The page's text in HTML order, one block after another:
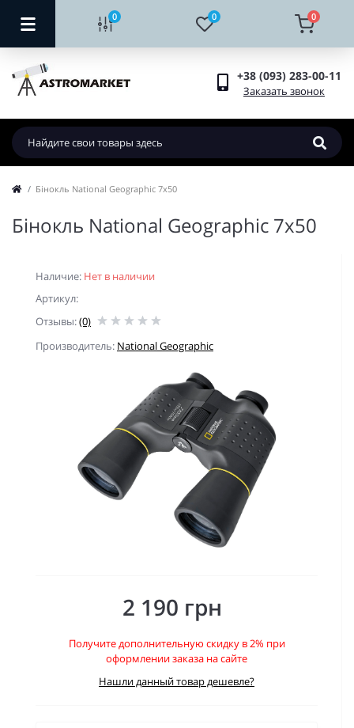
0 0 0
+38 (093) 283-00-11
Заказать звонок
Бiнокль National Geographic 7x50
Бiнокль National Geographic 7x50
Наличие: Нет в наличии
Артикул:
Отзывы:(0)
Производитель: National Geographic
2 190 грн
Получите дополнительную скидку в 2% при
оформлении заказа на сайте
Нашли данный товар дешевле?